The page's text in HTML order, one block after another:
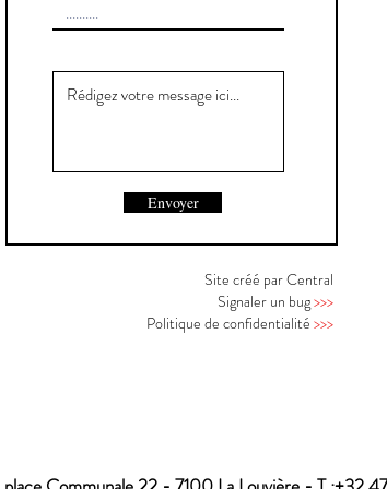
Envoyer
Site créé par Central
Signaler un bug>>>
Politique de confidentialité >>>